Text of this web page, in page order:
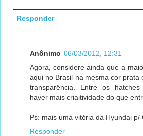
Responder
Anônimo 06/03/2012, 12:31
Agora, considere ainda que a
aqui no Brasil na mesma cor prata
transparência. Entre os
haver mais criaitividade do que
Ps: mais uma vitória da Hyundai p/
Responder